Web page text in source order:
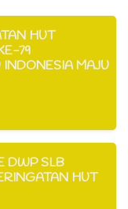
HUT
79
MAJU
DWP SLB
HUT